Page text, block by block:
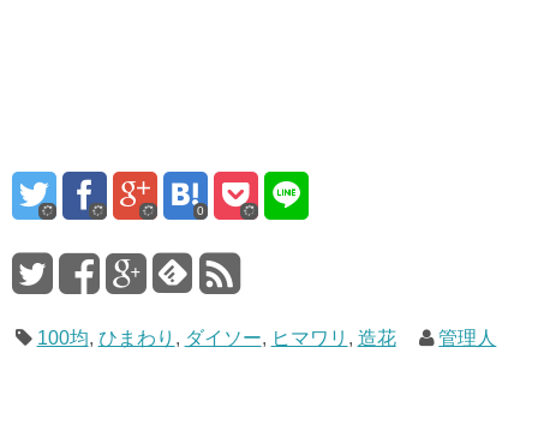
0
100均, ひまわり , ダイソー, ヒマワリ , 造花 管理人